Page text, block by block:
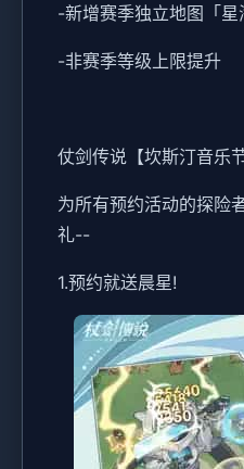
-新增赛季独立地图「星
-非赛季等级上限提升
仗剑传说【坎斯汀音乐
为所有预约活动的探险
礼--
1.预约就送晨星!